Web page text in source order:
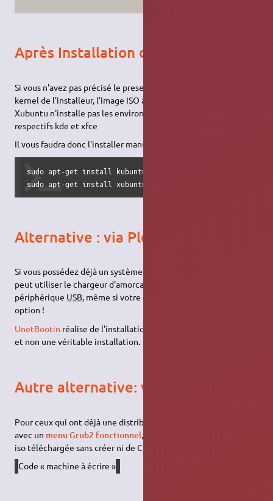
Après Installation de Ubuntu
Si vous n'avez pas précisé le preseed file en paramètre du
kernel de l'installeur, l'image ISO alternate de Kubuntu et
Xubuntu n'installe pas les environnements graphiques
respectifs kde et xfce
Il vous faudra donc l'installer manuellement.
sudo apt-get install kubuntu-desktop
sudo apt-get install xubuntu-desktop
Alternative : via Plop
Si vous possédez déjà un système d'exploitation installé, On
peut utiliser le chargeur d'amorcage
périphérique USB, même si votre Bios ne supporte pas cette
option !
UnetBootin réalise de l'installation bootable sur partition fat32
et non une véritable installation.
Autre alternative: via GRUB2
Pour ceux qui ont déjà une distribution Linux sur leur machine
avec un menu Grub2 fonctionnel, vous pouvez lancer l'image
iso téléchargée sans créer ni de CD ni de clé
Code « machine à écrire »